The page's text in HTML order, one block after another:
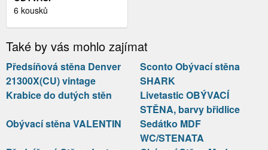
POKOJ,ZAHRADA A
6 kousků
Také by vás mohlo zajímat
Předsíňová stěna Denver
21300X(CU) vintage
Sconto Obývací stěna
SHARK
Krabice do dutých stěn
Livetastic OBÝVACÍ
STĚNA, barvy břidlice
Obývací stěna VALENTIN
Sedátko MDF
WC/STENATA